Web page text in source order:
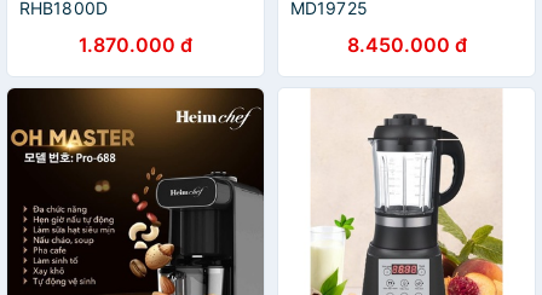
RHB1800D
1.870.000 đ
MD19725
8.450.000 đ